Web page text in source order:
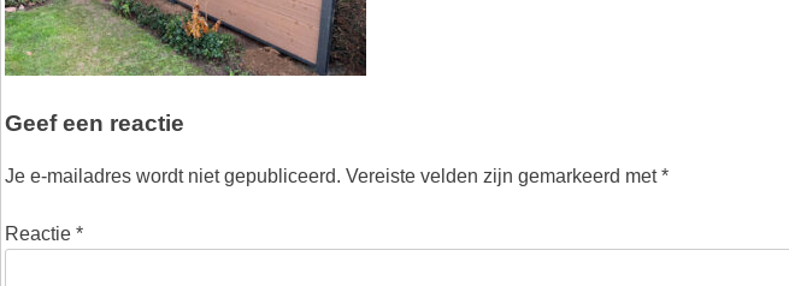
Geef een reactie
Je e-mailadres wordt niet gepubliceerd. Vereiste velden zijn gemarkeerd met*
Reactie *